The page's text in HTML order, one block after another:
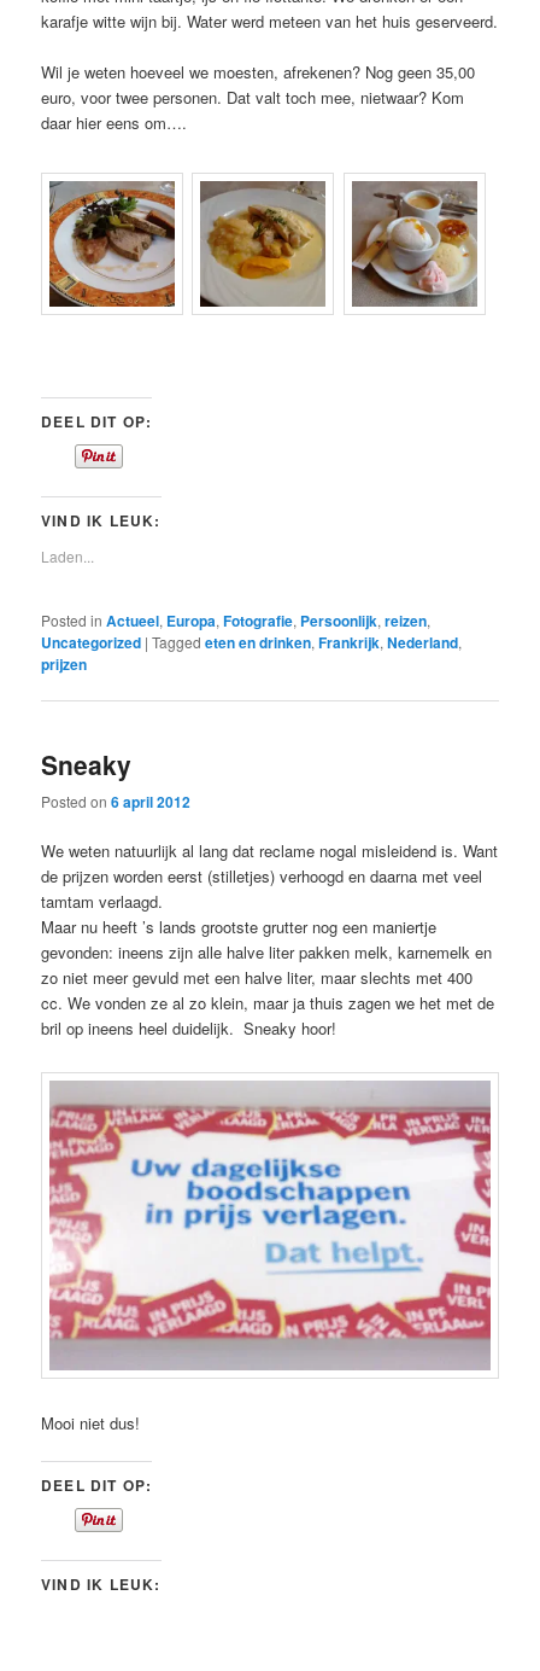
karafje witte wijn bij. Water werd meteen van het huis geserveerd.
Wil je weten hoeveel we moesten, afrekenen? Nog geen 35,00
euro, voor twee personen. Dat valt toch mee, nietwaar? Kom
daar hier eens om….
DEEL DIT OP:
VIND IK LEUK:
Laden...
Posted in Actueel, Europa,Fotografie, Persoonlijk,reizen,
Uncategorized |Tagged eten en drinken,Frankrijk,Nederland,
prijzen
Sneaky
Posted on6 april 2012
We weten natuurlijk al lang dat reclame nogal misleidend is. Want
de prijzen worden eerst (stilletjes) verhoogd en daarna met veel
tamtam verlaagd.
Maar nu heeft ’s lands grootste grutter nog een maniertje
gevonden: ineens zijn alle halve liter pakken melk, karnemelk en
zo niet meer gevuld met een halve liter, maar slechts met 400
cc. We vonden ze al zo klein, maar ja thuis zagen we het met de
bril op ineens heel duidelijk. Sneaky hoor!
Mooi niet dus!
DEEL DIT OP:
VIND IK LEUK: